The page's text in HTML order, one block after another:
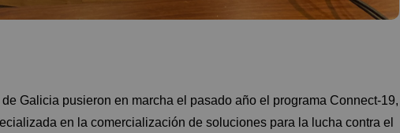
Galicia pusieron en marcha el pasado año el programa Connect-19,
en la comercialización de soluciones para la lucha contra el